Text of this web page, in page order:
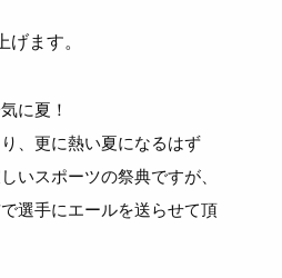
げます。
に夏！
、更に熱い夏になるはず
いスポーツの祭典ですが、
選手にエールを送らせて頂